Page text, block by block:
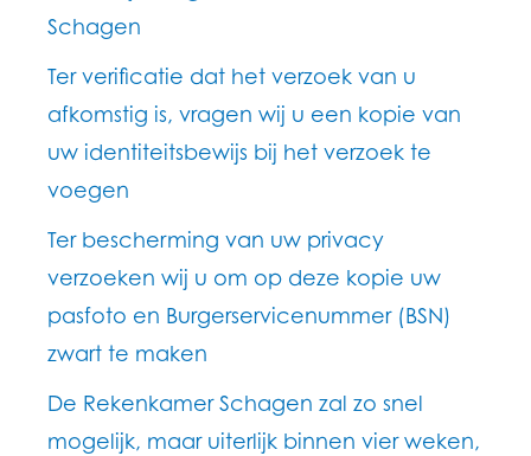
Schagen
Ter verificatie dat het verzoek van u
afkomstig is, vragen wij u een kopie van
uw identiteitsbewijs bij het verzoek te
voegen
Ter bescherming van uw privacy
verzoeken wij u om op deze kopie uw
pasfoto en Burgerservicenummer (BSN)
zwart te maken
De Rekenkamer Schagen zal zo snel
mogelijk, maar uiterlijk binnen vier weken,